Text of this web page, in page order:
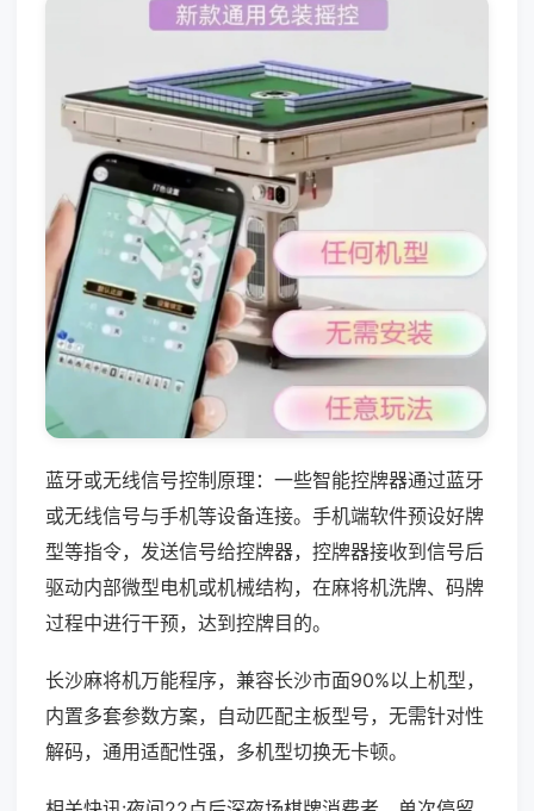
蓝牙或无线信号控制原理：一些智能控牌器通过蓝牙
或无线信号与手机等设备连接。手机端软件预设好牌
型等指令，发送信号给控牌器，控牌器接收到信号后
驱动内部微型电机或机械结构，在麻将机洗牌、码牌
过程中进行干预，达到控牌目的。
长沙麻将机万能程序，兼容长沙市面90%以上机型，
内置多套参数方案，自动匹配主板型号，无需针对性
解码，通用适配性强，多机型切换无卡顿。